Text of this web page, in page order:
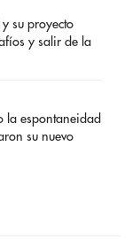
y su proyecto
y salir de la
la espontaneidad
su nuevo